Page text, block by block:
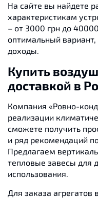
На сайте вы найдете
характеристикам
– от 3000 грн до
оптимальный
доходы.
Купить
доставкой в
Компания «Ровно-
реализации
сможете получить
и ряд рекомендаций
Предлагаем
тепловые завесы для
использования.
Для заказа агрегатов